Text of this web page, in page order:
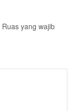
Ruas yang wajib